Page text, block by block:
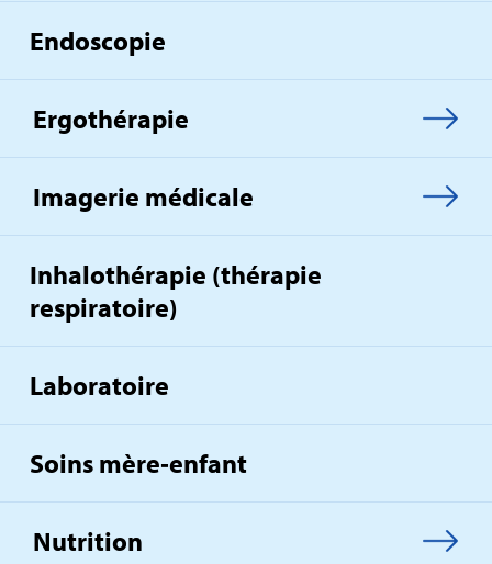
Endoscopie
Ergothérapie
Imagerie médicale
Inhalothérapie (thérapie
respiratoire)
Laboratoire
Soins mère‑enfant
Nutrition